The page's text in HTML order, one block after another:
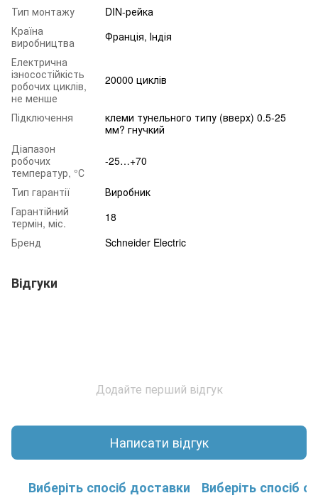
Тип монтажу
DIN-рейка
Країна
виробництва
Франція, Індія
Електрична
ізносостійкість
робочих циклів,
не менше
20000 циклів
Підключення
клеми тунельного типу (вверх) 0.5-25
мм? гнучкий
Діапазон
робочих
температур, °С
-25…+70
Тип гарантії
Виробник
Гарантійний
термін, міс.
18
Бренд
Schneider Electric
Відгуки
Додайте перший відгук
Написати відгук
Виберіть спосіб доставки Виберіть спосіб